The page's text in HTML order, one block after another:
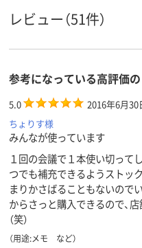
レビュー（51件）
参考になっている高評価
5.0
2016年6月30
ちょりす様
みんなが使っています
１回の会議で１本使い切って
つでも補充できるようストッ
まりかさばることもないので
からさっと購入できるので、
（笑）
（用途:メモ など）